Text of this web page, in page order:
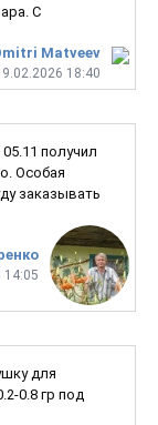
Matveev
18:40
С
14:05
получил
Особая
заказывать
для
0.8 гр под